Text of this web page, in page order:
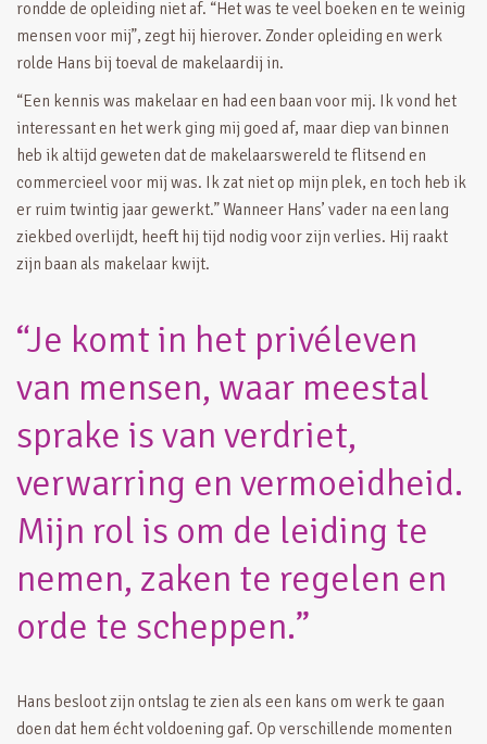
rondde de opleiding niet af. “Het was te veel boeken en te weinig
mensen voor mij”, zegt hij hierover. Zonder opleiding en werk
rolde Hans bij toeval de makelaardij in.
“Een kennis was makelaar en had een baan voor mij. Ik vond het
interessant en het werk ging mij goed af, maar diep van binnen
heb ik altijd geweten dat de makelaarswereld te flitsend en
commercieel voor mij was. Ik zat niet op mijn plek, en toch heb ik
er ruim twintig jaar gewerkt.” Wanneer Hans’ vader na een lang
ziekbed overlijdt, heeft hij tijd nodig voor zijn verlies. Hij raakt
zijn baan als makelaar kwijt.
“Je komt in het privéleven
van mensen, waar meestal
sprake is van verdriet,
verwarring en vermoeidheid.
Mijn rol is om de leiding te
nemen, zaken te regelen en
orde te scheppen.”
Hans besloot zijn ontslag te zien als een kans om werk te gaan
doen dat hem écht voldoening gaf. Op verschillende momenten